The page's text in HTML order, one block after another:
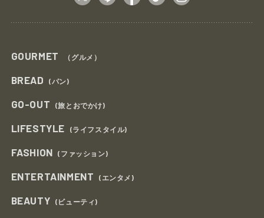
GOURMET （グルメ）
BREAD (パン)
GO-OUT (旅とおでかけ)
LIFESTYLE (ライフスタイル)
FASHION (ファッション)
ENTERTAINMENT (エンタメ)
BEAUTY (ビューティ)